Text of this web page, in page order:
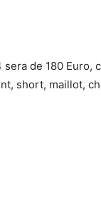
de 180 Euro,
short, maillot,